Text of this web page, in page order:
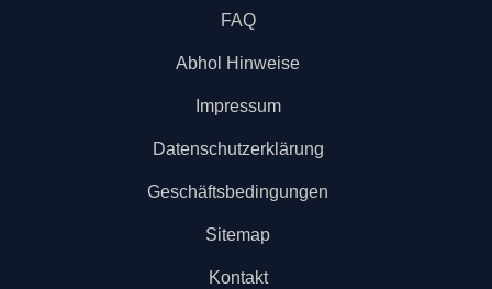
FAQ
Abhol Hinweise
Impressum
Datenschutzerklärung
Geschäftsbedingungen
Sitemap
Kontakt